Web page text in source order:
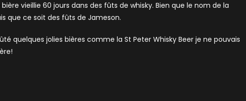
vieillie 60 jours dans des fûts de whisky. Bien que le nom de la
que ce soit des fûts de Jameson.
quelques jolies bières comme la St Peter Whisky Beer je ne pouvais